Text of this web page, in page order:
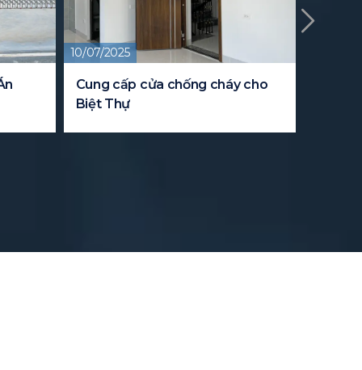
cháy cho
09/08/2024
Dự án cung cấp tủ Data Rack